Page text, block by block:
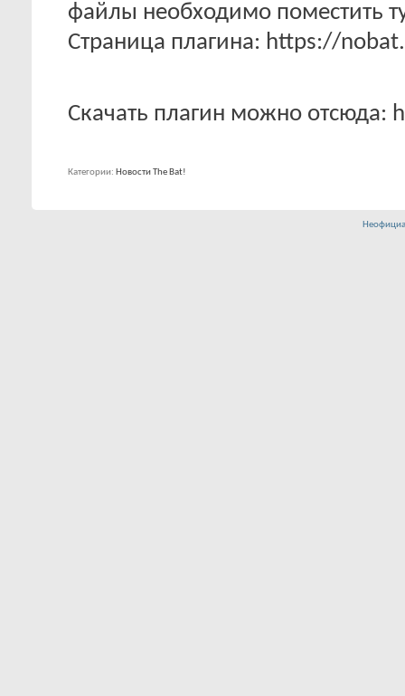
файлы необходимо поместить
Страница плагина: https://
Скачать плагин можно
Категории Новости The Bat!